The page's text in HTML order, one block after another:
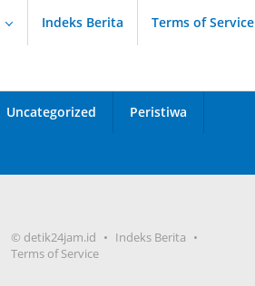
Indeks Berita Terms of Service
Uncategorized Peristiwa
© detik24jam.id
Indeks Berita
Terms of Service